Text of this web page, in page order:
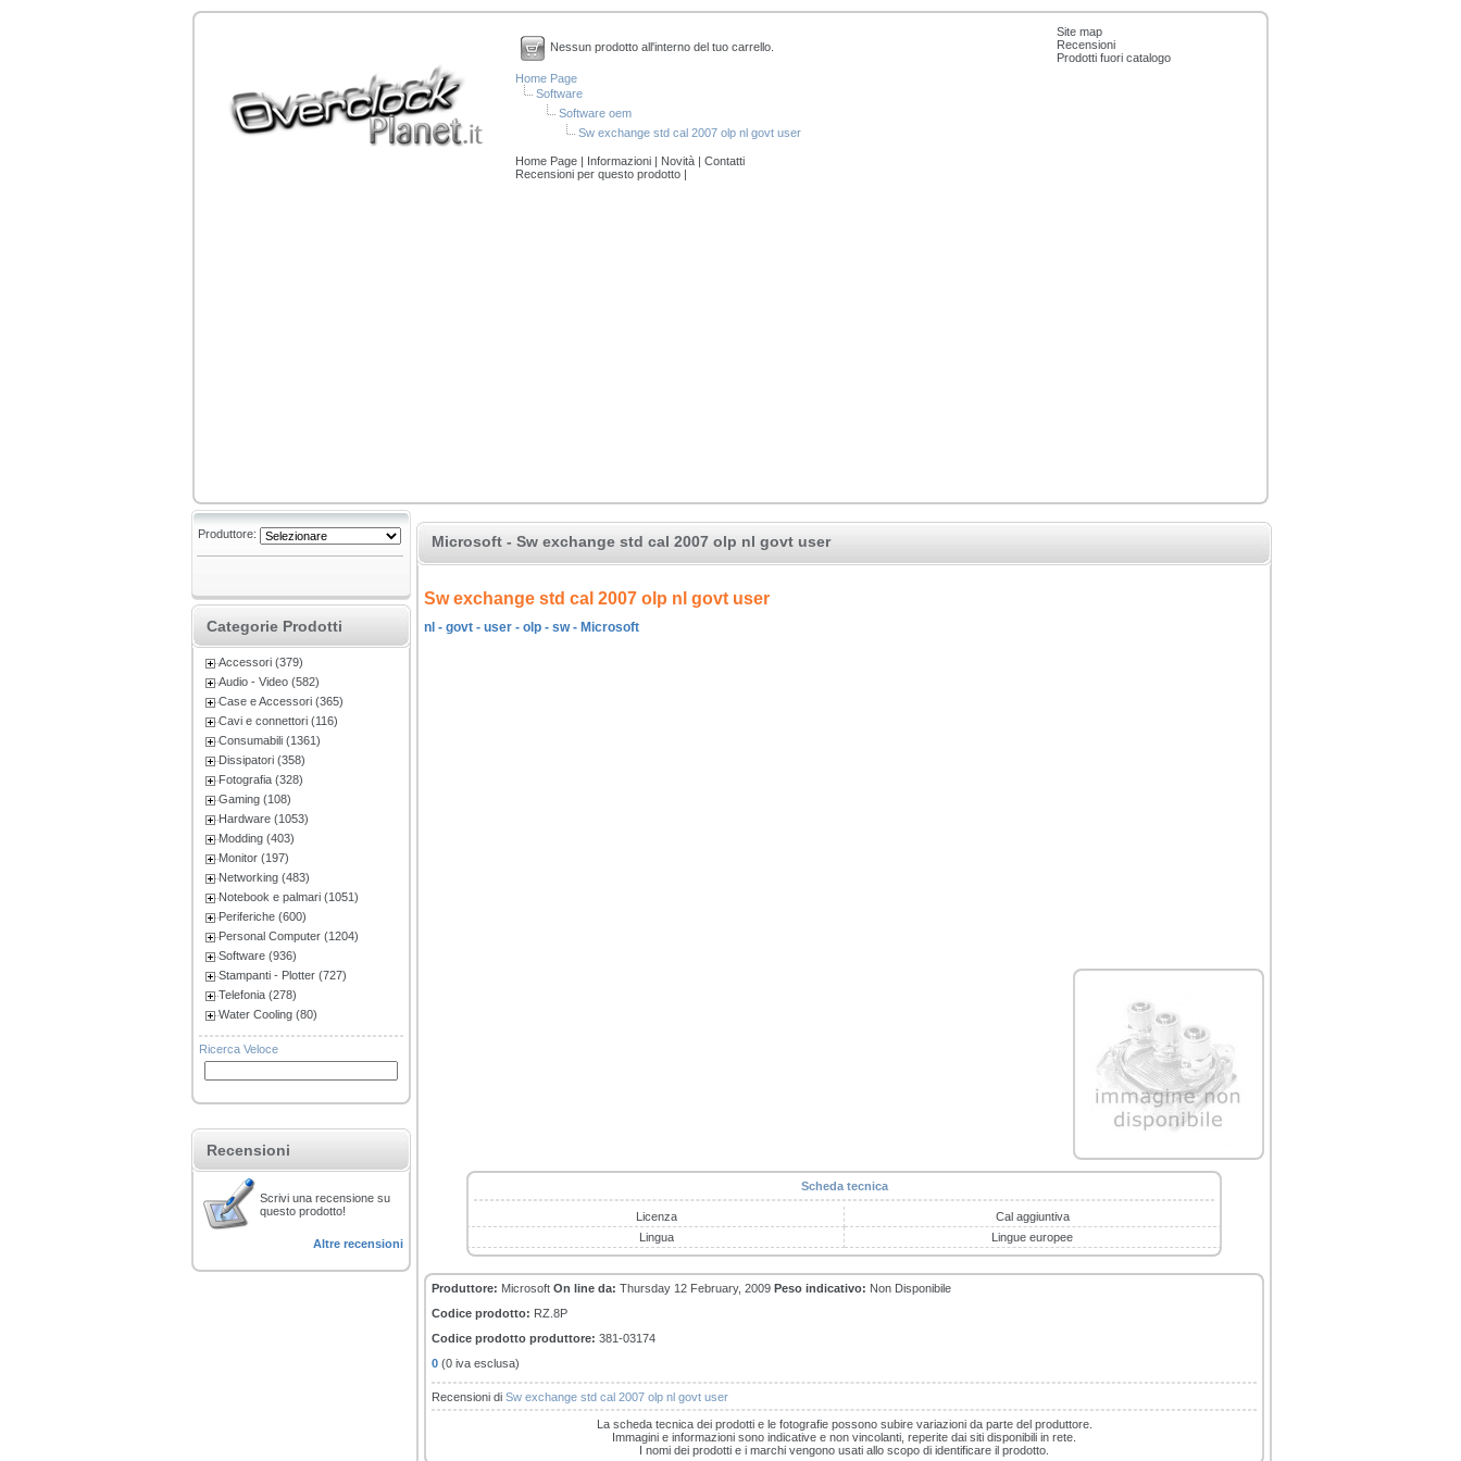
Nessun prodotto all'interno del tuo carrello.
Home Page
Software
Software oem
Sw exchange std cal 2007 olp nl govt user
Site map
Recensioni
Prodotti fuori catalogo
Home Page | Informazioni | Novità | Contatti
Recensioni per questo prodotto |
Produttore:
Categorie Prodotti
Accessori (379)
Audio - Video (582)
Case e Accessori (365)
Cavi e connettori (116)
Consumabili (1361)
Dissipatori (358)
Fotografia (328)
Gaming (108)
Hardware (1053)
Modding (403)
Monitor (197)
Networking (483)
Notebook e palmari (1051)
Periferiche (600)
Personal Computer (1204)
Software (936)
Stampanti - Plotter (727)
Telefonia (278)
Water Cooling (80)
Ricerca Veloce
Recensioni
Scrivi una recensione su
questo prodotto!
Altre recensioni
Microsoft - Sw exchange std cal 2007 olp nl govt user
Sw exchange std cal 2007 olp nl govt user
nl - govt - user - olp - sw - Microsoft
Scheda tecnica
Licenza
Cal aggiuntiva
Lingua
Lingue europee
Produttore: Microsoft On line da: Thursday 12 February, 2009 Peso indicativo: Non Disponibile
Codice prodotto: RZ.8P
Codice prodotto produttore: 381-03174
0 (0 iva esclusa)
Recensioni di Sw exchange std cal 2007 olp nl govt user
La scheda tecnica dei prodotti e le fotografie possono subire variazioni da parte del produttore.
Immagini e informazioni sono indicative e non vincolanti, reperite dai siti disponibili in rete.
I nomi dei prodotti e i marchi vengono usati allo scopo di identificare il prodotto.